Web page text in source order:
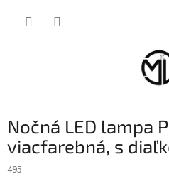
Nočná LED lampa
viacfarebná, s
495